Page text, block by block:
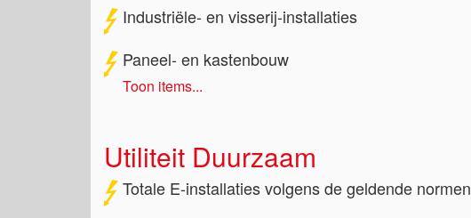
Industriële- en visserij-installaties
Paneel- en kastenbouw
Toon items...
Utiliteit Duurzaam
Totale E-installaties volgens de geldende normen